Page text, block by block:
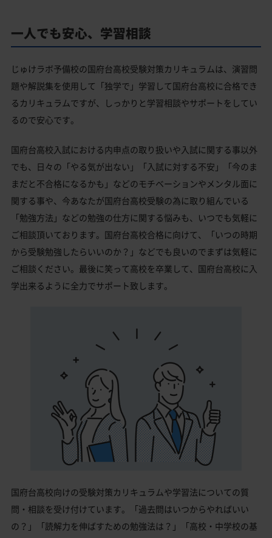
一人でも安心、学習相談
じゅけラボ予備校の国府台高校受験対策カリキュラムは、演習問
題や解説集を使用して「独学で」学習して国府台高校に合格でき
るカリキュラムですが、しっかりと学習相談やサポートをしてい
るので安心です。
国府台高校入試における内申点の取り扱いや入試に関する事以外
でも、日々の「やる気が出ない」「入試に対する不安」「今のま
まだと不合格になるかも」などのモチベーションやメンタル面に
関する事や、今あなたが国府台高校受験の為に取り組んでいる
「勉強方法」などの勉強の仕方に関する悩みも、いつでも気軽に
ご相談頂いております。国府台高校合格に向けて、「いつの時期
から受験勉強したらいいのか？」などでも良いのでまずは気軽に
ご相談ください。最後に笑って高校を卒業して、国府台高校に入
学出来るように全力でサポート致します。
国府台高校向けの受験対策カリキュラムや学習法についての質
問・相談を受け付けています。「過去問はいつからやればいい
の？」「読解力を伸ばすための勉強法は？」「高校・中学校の基